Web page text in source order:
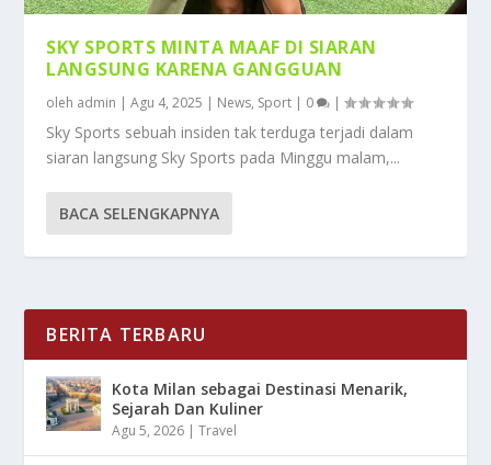
SKY SPORTS MINTA MAAF DI SIARAN
LANGSUNG KARENA GANGGUAN
oleh admin |Agu 4, 2025 | News, Sport | 0 |
Sky Sports sebuah insiden tak terduga terjadi dalam
siaran langsung Sky Sports pada Minggu malam,...
BACA SELENGKAPNYA
BERITA TERBARU
Kota Milan sebagai Destinasi Menarik,
Sejarah Dan Kuliner
Agu 5, 2026 |Travel